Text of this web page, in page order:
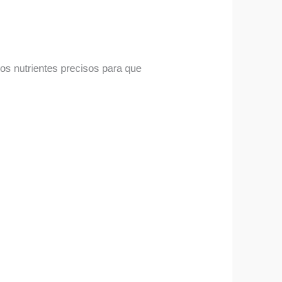
nutrientes precisos para que